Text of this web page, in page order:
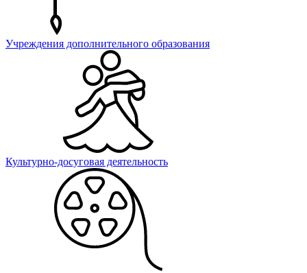
Учреждения дополнительного образования
Культурно-досуговая деятельность